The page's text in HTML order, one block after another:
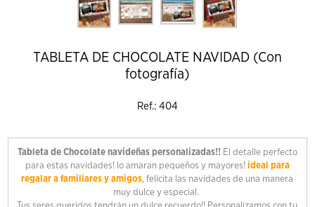
TABLETA DE CHOCOLATE NAVIDAD (Con
fotografía)
Ref.: 404
Tableta de Chocolate navideñas personalizadas!! El detalle perfecto
para estas navidades! lo amaran pequeños y mayores! ideal para
regalar a familiares y amigos, felicita las navidades de una manera
muy dulce y especial.